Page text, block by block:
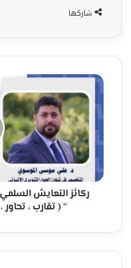
شاركها
ركائز
التعايش
السلمي
في
المجتمع
"
التاءات
الخمس
“
تحاور
تجاور
ركائز التعايش
“ ( تقارب ،